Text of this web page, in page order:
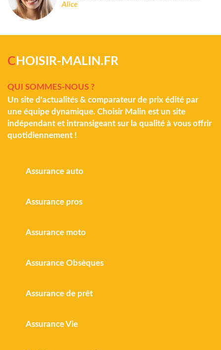
Alice
C HOISIR-MALIN.FR
QUI SOMMES-NOUS ?
Un site d'actualités & comparateur de prix édité par
une équipe dynamique. Choisir Malin est un site
indépendant et intransigeant sur la qualité à vous offrir
quotidiennement !
Assurance auto
Assurance pros
Assurance moto
Assurance Obsèques
Assurance de prêt
Assurance Vie